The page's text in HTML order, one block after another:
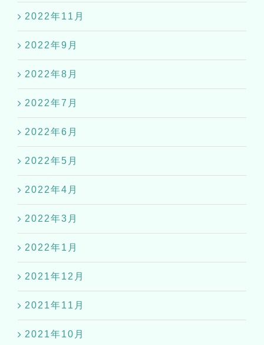
2022年11月
2022年9月
2022年8月
2022年7月
2022年6月
2022年5月
2022年4月
2022年3月
2022年1月
2021年12月
2021年11月
2021年10月